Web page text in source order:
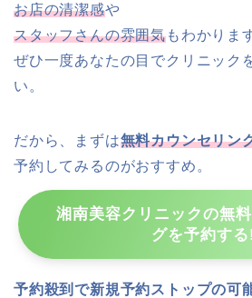
お店の清潔感や
スタッフさんの雰囲気もわかりま
ぜひ一度あなたの目でクリニック
い。
だから、まずは無料カウンセリン
予約してみるのがおすすめ。
湘南美容クリニックの無
グを予約する!
予約殺到で新規予約ストップの可